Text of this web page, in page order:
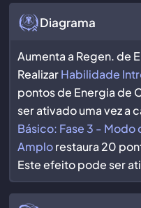
Diagrama
Aumenta a Regen. de
RealizarHabilidade
pontos de Energia de
ser ativado uma vez a
Básico: Fase 3 -
Amplorestaura 20
Este efeito pode ser